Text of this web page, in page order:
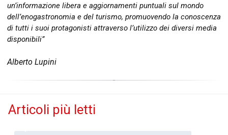
un’informazione libera e aggiornamenti puntuali sul mondo
dell’enogastronomia e del turismo, promuovendo la conoscenza
di tutti i suoi protagonisti attraverso l’utilizzo dei diversi media
disponibili”
Alberto Lupini
Articoli più letti